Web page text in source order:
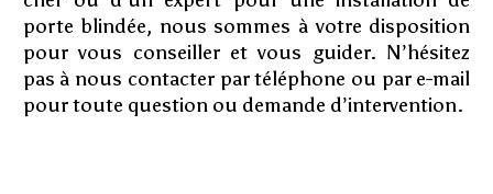
porte blindée, nous sommes à votre disposition
pour vous conseiller et vous guider. N’hésitez
pas à nous contacter par téléphone ou par e-mail
pour toute question ou demande d’intervention.